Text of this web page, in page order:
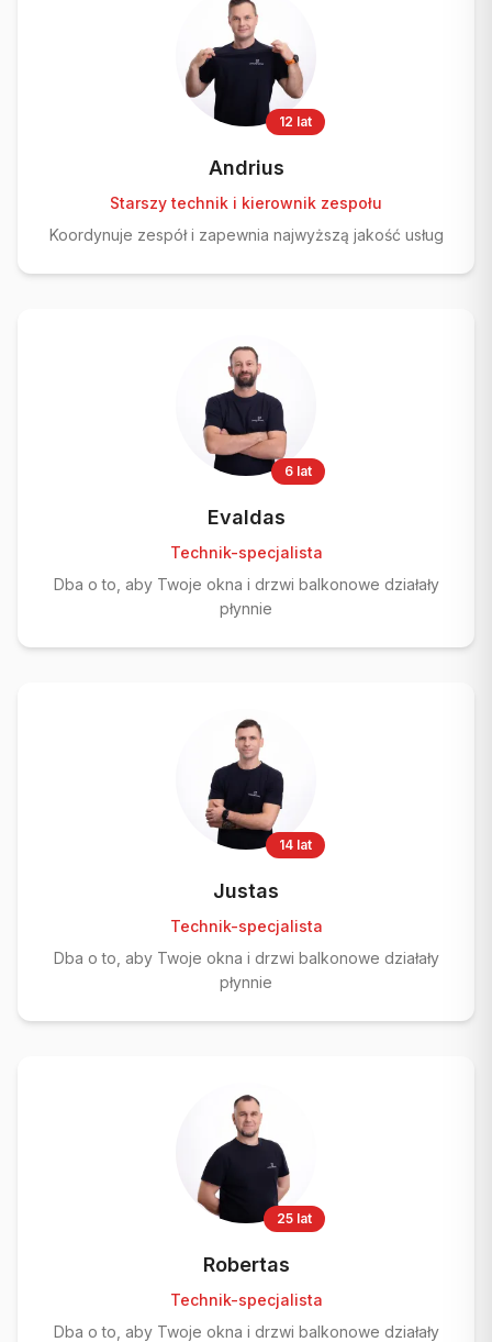
12 lat
Andrius
Starszy technik i kierownik zespołu
Koordynuje zespół i zapewnia najwyższą jakość usług
6 lat
Evaldas
Technik-specjalista
Dba o to, aby Twoje okna i drzwi balkonowe działały
płynnie
14 lat
Justas
Technik-specjalista
Dba o to, aby Twoje okna i drzwi balkonowe działały
płynnie
25 lat
Robertas
Technik-specjalista
Dba o to, aby Twoje okna i drzwi balkonowe działały